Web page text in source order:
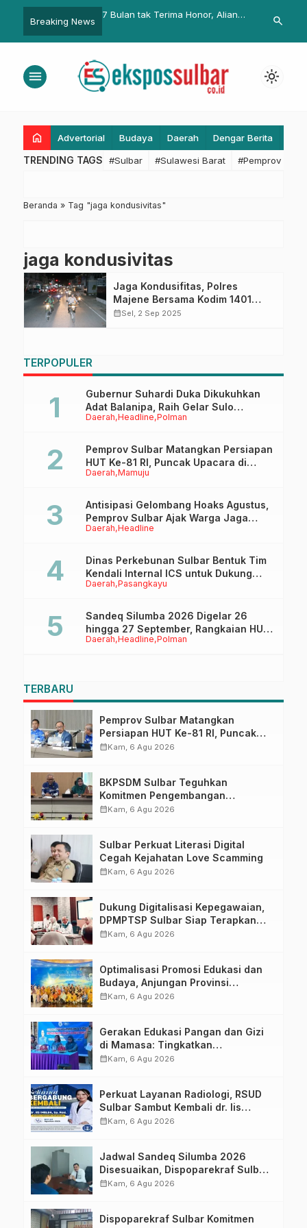
Breaking News
di Jalan Ahmad
7 Bulan tak Terima Honor, Aliansi
Ombudsman
Buka Rapat
search
menu light_mode
home Advertorial Budaya Daerah Dengar Berita
TRENDING TAGS #Sulbar #Sulawesi Barat #Pemprov
Beranda » Tag "jaga kondusivitas"
jaga kondusivitas
Jaga Kondusifitas, Polres
Majene Bersama Kodim 1401
Majene Gelar Patroli Gabungan
calendar_monthSel, 2 Sep 2025
TERPOPULER
Daerah Headline Polman
Gubernur Suhardi Duka Dikukuhkan
Adat Balanipa, Raih Gelar Sulo
Tappidena
Daerah Mamuju
Pemprov Sulbar Matangkan Persiapan
HUT Ke-81 RI, Puncak Upacara di
Lapangan Ahmad Kirang
Daerah Headline
Antisipasi Gelombang Hoaks Agustus,
Pemprov Sulbar Ajak Warga Jaga
Ruang Digital
Daerah Pasangkayu
Dinas Perkebunan Sulbar Bentuk Tim
Kendali Internal ICS untuk Dukung
Sertifikasi ISPO Pekebun di
Daerah Headline Polman
Sandeq Silumba 2026 Digelar 26
hingga 27 September, Rangkaian HUT
Sulbar
TERBARU
Pemprov Sulbar Matangkan
Persiapan HUT Ke-81 RI, Puncak
Upacara di Lapangan Ahmad
calendar_monthKam, 6 Agu 2026
BKPSDM Sulbar Teguhkan
Komitmen Pengembangan
Kompetensi ASN melalui
calendar_monthKam, 6 Agu 2026
Sulbar Perkuat Literasi Digital
Cegah Kejahatan Love Scamming
calendar_monthKam, 6 Agu 2026
Dukung Digitalisasi Kepegawaian,
DPMPTSP Sulbar Siap Terapkan
Aplikasi FLEKSI ASN
calendar_monthKam, 6 Agu 2026
Optimalisasi Promosi Edukasi dan
Budaya, Anjungan Provinsi
Sulawesi Barat Perkuat Kolaborasi
calendar_monthKam, 6 Agu 2026
Gerakan Edukasi Pangan dan Gizi
di Mamasa: Tingkatkan
Pengetahuan dan Keterampilan
calendar_monthKam, 6 Agu 2026
Perkuat Layanan Radiologi, RSUD
Sulbar Sambut Kembali dr. Iis
Imelda, Sp.Rad
calendar_monthKam, 6 Agu 2026
Jadwal Sandeq Silumba 2026
Disesuaikan, Dispoparekraf Sulbar
Pastikan Persiapan Tetap
calendar_monthKam, 6 Agu 2026
Dispoparekraf Sulbar Komitmen